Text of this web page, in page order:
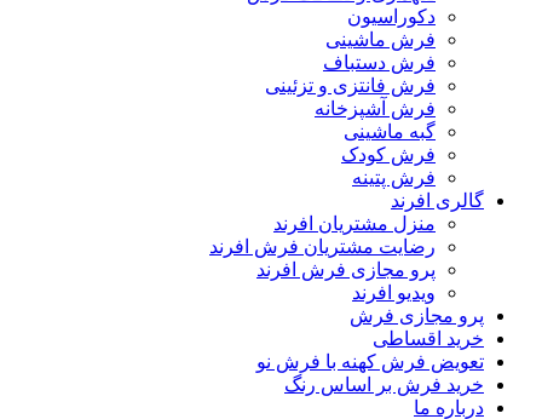
دکوراسیون
فرش ماشینی
فرش دستباف
فرش فانتزی و تزئینی
فرش آشپزخانه
گبه ماشینی
فرش کودک
فرش پتینه
گالری افرند
منزل مشتریان افرند
رضایت مشتریان فرش افرند
پرو مجازی فرش افرند
ویدیو افرند
پرو مجازی فرش
خرید اقساطی
تعویض فرش کهنه با فرش نو
خرید فرش بر اساس رنگ
درباره ما